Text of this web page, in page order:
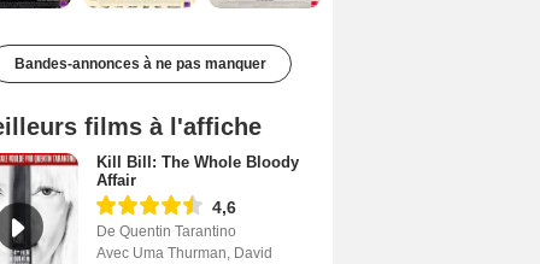
Bandes-annonces à ne pas manquer
films à l'affiche
Kill Bill: The Whole Bloody
Affair
4,6
De Quentin Tarantino
Avec Uma Thurman, David